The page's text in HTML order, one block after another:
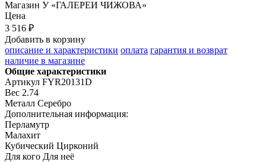
Магазин У «ГАЛЕРЕИ ЧИЖОВА»
Цена
3 516 ₽
Добавить в корзину
описание и характеристики оплата гарантия и возврат
наличие в магазине
Общие характеристики
Артикул FYR20131D
Вес 2.74
Металл Серебро
Дополнительная информация:
Перламутр
Малахит
Кубический Цирконий
Для кого Для неё